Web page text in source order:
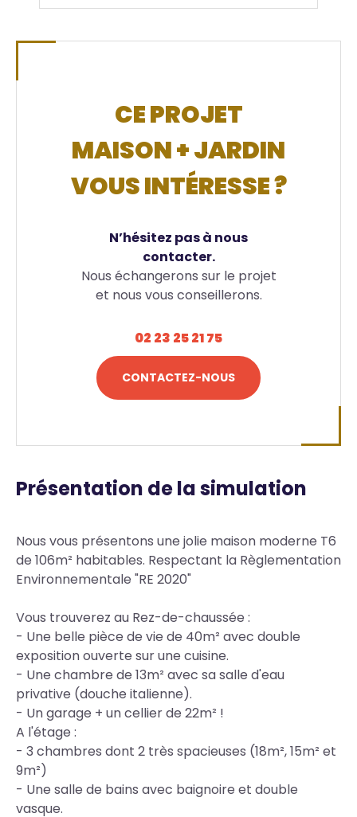
CE PROJET
MAISON + JARDIN
VOUS INTÉRESSE ?
N’hésitez pas à nous
contacter.
Nous échangerons sur le projet
et nous vous conseillerons.
02 23 25 21 75
CONTACTEZ-NOUS
Présentation de la simulation
Body
Nous vous présentons une jolie maison moderne T6
de 106m² habitables. Respectant la Règlementation
Environnementale "RE 2020"
Vous trouverez au Rez-de-chaussée :
- Une belle pièce de vie de 40m² avec double
exposition ouverte sur une cuisine.
- Une chambre de 13m² avec sa salle d'eau
privative (douche italienne).
- Un garage + un cellier de 22m² !
A l'étage :
- 3 chambres dont 2 très spacieuses (18m², 15m² et
9m²)
- Une salle de bains avec baignoire et double
vasque.